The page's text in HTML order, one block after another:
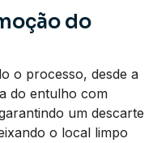
do
o processo, desde a
do entulho com
um descarte
o local limpo